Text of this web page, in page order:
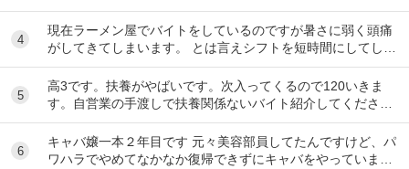
スが考えられますか？ ①大恩人を一人で養わな...
4
現在ラーメン屋でバイトをしているのですが暑さに弱く頭痛
がしてきてしまいます。 とは言えシフトを短時間にしてしま
うとあまり稼げないのでバイトを変えたいと思っ...
5
高3です。扶養がやばいです。次入ってくるので120いきま
す。自営業の手渡しで扶養関係ないバイト紹介してくださ
い。大阪市です
6
キャバ嬢一本２年目です 元々美容部員してたんですけど、パ
ワハラでやめてなかなか復帰できずにキャバをやっています